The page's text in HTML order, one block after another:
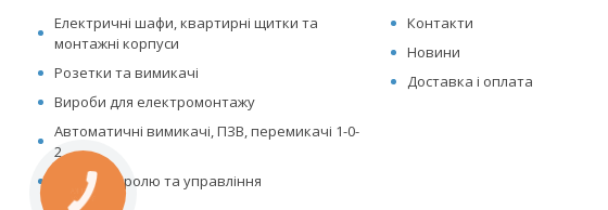
Електричні шафи, квартирні щитки та
монтажні корпуси
Розетки та вимикачі
Вироби для електромонтажу
Автоматичні вимикачі, ПЗВ, перемикачі 1-0-
2
Реле контролю та управління
Контакти
Новини
Доставка і оплата
КНОПКА
ЗВ'ЯЗКУ